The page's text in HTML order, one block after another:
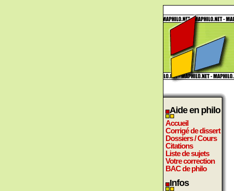
Aide en philo
Accueil
Corrigé de dissert
Dossiers / Cours
Citations
Liste de sujets
Votre correction
BAC de philo
Infos